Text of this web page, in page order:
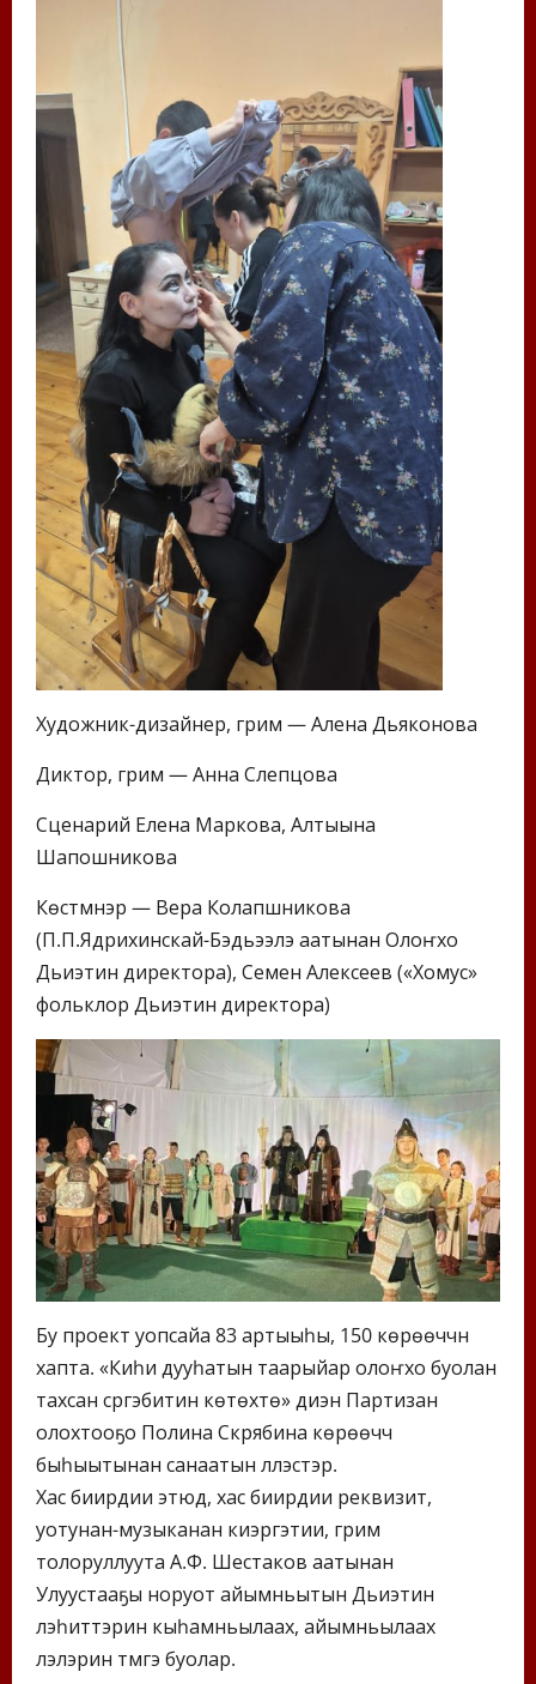
Художник-дизайнер, грим — Алена Дьяконова
Диктор, грим — Анна Слепцова
Сценарий Елена Маркова, Алтыына
Шапошникова
Көстүүмнэр — Вера Колапшникова
(П.П.Ядрихинскай-Бэдьээлэ аатынан Олоҥхо
Дьиэтин директора), Семен Алексеев («Хомус»
фольклор Дьиэтин директора)
Бу проект уопсайа 83 артыыһы, 150 көрөөччүнү
хапта. «Киһи дууһатын таарыйар олоҥхо буолан
тахсан сүргэбитин көтөхтө» диэн Партизан
олохтооҕо Полина Скрябина көрөөччүү
быһыытынан санаатын үллэстэр.
Хас биирдии этюд, хас биирдии реквизит,
уотунан-музыканан киэргэтии, грим
толоруллуута А.Ф. Шестаков аатынан
Улуустааҕы норуот айымньытын Дьиэтин
үлэһиттэрин кыһамньылаах, айымньылаах
үлэлэрин түмүгэ буолар.